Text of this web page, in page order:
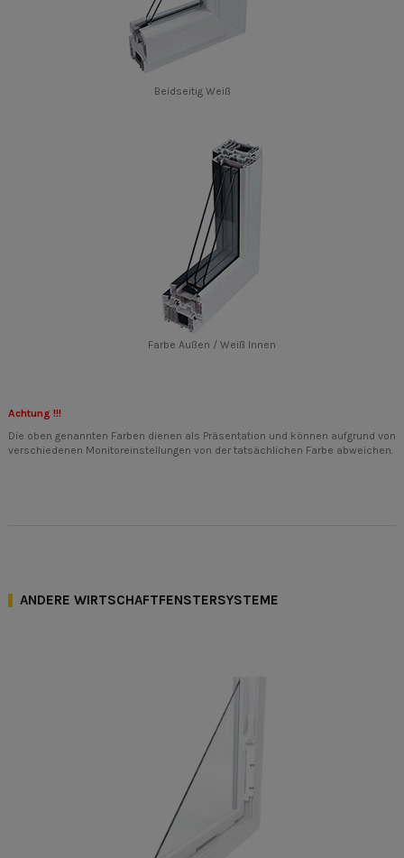
Beidseitig Weiß
Farbe Außen / Weiß Innen
Achtung !!!
Die oben genannten Farben dienen als Präsentation und können aufgrund von
verschiedenen Monitoreinstellungen von der tatsächlichen Farbe abweichen.
ANDERE WIRTSCHAFTFENSTERSYSTEME